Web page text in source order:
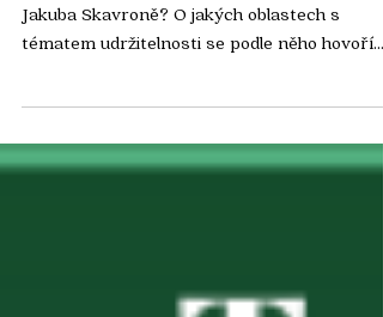
Jaký udržitelný projekt v poslední době zaujal
Jakuba Skavroně? O jakých oblastech s
málo? I...